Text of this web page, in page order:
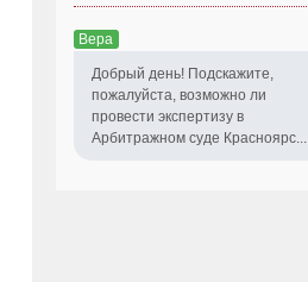
Вера
Добрый день! Подскажите,
пожалуйста, возможно ли
провести экспертизу в
Арбитражном суде Красноярс...